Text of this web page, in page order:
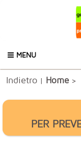
MENU
Indietro | Home>
PER